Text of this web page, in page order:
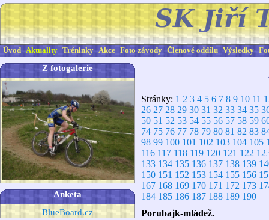
Úvod Aktuality Tréninky Akce Foto závody Členové oddílu Výsledky
Z fotogalerie
Anketa
BlueBoard.cz
Stránky: 1 2 3 4 5 6 7 8 9 10 11
26 27 28 29 30 31 32 33 34 35
50 51 52 53 54 55 56 57 58 59
74 75 76 77 78 79 80 81 82 83
98 99 100 101 102 103 104 105
116 117 118 119 120 121 122
133 134 135 136 137 138 139
150 151 152 153 154 155 156
167 168 169 170 171 172 173
184 185 186 187 188 189 190
Porubajk-mládež.